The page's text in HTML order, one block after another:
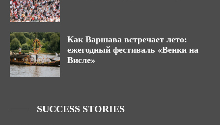
Как Варшава встречает лето:
ежегодный фестиваль «Венки на
Висле»
SUCCESS STORIES